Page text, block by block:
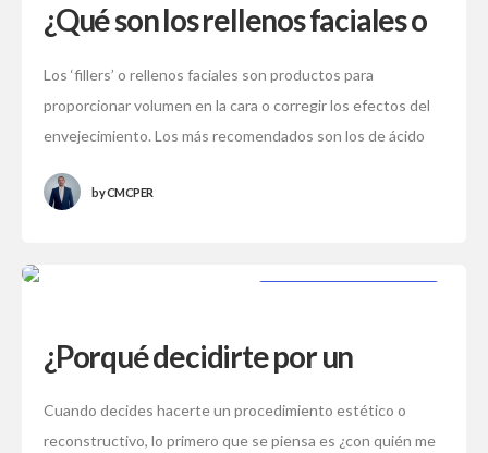
¿Qué son los rellenos faciales o
Los ‘fillers’ o rellenos faciales son productos para
proporcionar volumen en la cara o corregir los efectos del
envejecimiento. Los más recomendados son los de ácido
byCMCPER
¿Porqué decidirte por un
Cuando decides hacerte un procedimiento estético o
reconstructivo, lo primero que se piensa es ¿con quién me